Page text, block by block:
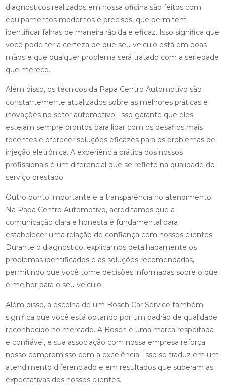
diagnósticos realizados em nossa oficina são feitos com
equipamentos modernos e precisos, que permitem
identificar falhas de maneira rápida e eficaz. Isso significa que
você pode ter a certeza de que seu veículo está em boas
mãos e que qualquer problema será tratado com a seriedade
que merece.
Além disso, os técnicos da Papa Centro Automotivo são
constantemente atualizados sobre as melhores práticas e
inovações no setor automotivo. Isso garante que eles
estejam sempre prontos para lidar com os desafios mais
recentes e oferecer soluções eficazes para os problemas de
injeção eletrônica. A experiência prática dos nossos
profissionais é um diferencial que se reflete na qualidade do
serviço prestado.
Outro ponto importante é a transparência no atendimento.
Na Papa Centro Automotivo, acreditamos que a
comunicação clara e honesta é fundamental para
estabelecer uma relação de confiança com nossos clientes.
Durante o diagnóstico, explicamos detalhadamente os
problemas identificados e as soluções recomendadas,
permitindo que você tome decisões informadas sobre o que
é melhor para o seu veículo.
Além disso, a escolha de um Bosch Car Service também
significa que você está optando por um padrão de qualidade
reconhecido no mercado. A Bosch é uma marca respeitada
e confiável, e sua associação com nossa empresa reforça
nosso compromisso com a excelência. Isso se traduz em um
atendimento diferenciado e em resultados que superam as
expectativas dos nossos clientes.